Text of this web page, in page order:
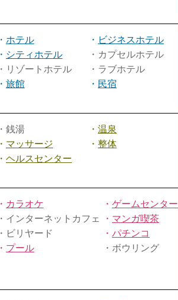
・ ホテル ・ ビジネスホテル
・ シティホテル
・カプセルホテル
・リゾートホテル
・ラブホテル
・ 旅館 ・ 民宿
・銭湯 ・ 温泉
・ マッサージ ・ 整体
・ ヘルスセンター
・ カラオケ ・ ゲームセンター
・インターネットカフェ
・ マンガ喫茶
・ビリヤード
・ パチンコ
・ プール ・ボウリング